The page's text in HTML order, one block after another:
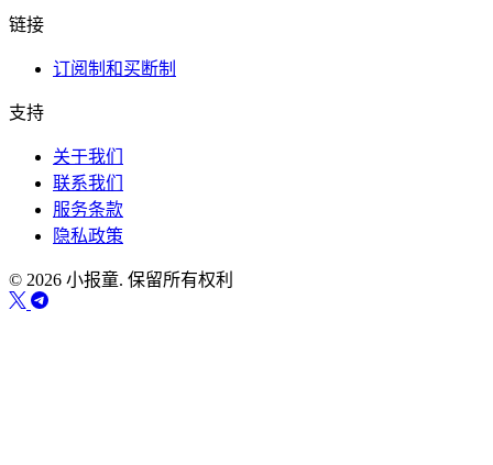
链接
订阅制和买断制
支持
关于我们
联系我们
服务条款
隐私政策
© 2026 小报童. 保留所有权利